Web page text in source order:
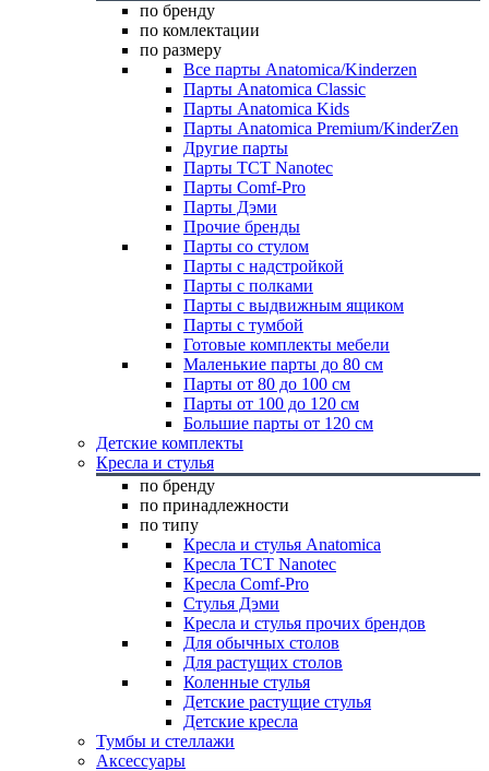
по бренду
по комлектации
по размеру
Все парты Anatomica/Kinderzen
Парты Anatomica Classic
Парты Anatomica Kids
Парты Anatomica Premium/KinderZen
Другие парты
Парты TCT Nanotec
Парты Comf-Pro
Парты Дэми
Прочие бренды
Парты со стулом
Парты с надстройкой
Парты с полками
Парты с выдвижным ящиком
Парты с тумбой
Готовые комплекты мебели
Маленькие парты до 80 см
Парты от 80 до 100 см
Парты от 100 до 120 см
Большие парты от 120 см
Детские комплекты
Кресла и стулья
по бренду
по принадлежности
по типу
Кресла и стулья Anatomica
Кресла TCT Nanotec
Кресла Comf-Pro
Стулья Дэми
Кресла и стулья прочих брендов
Для обычных столов
Для растущих столов
Коленные стулья
Детские растущие стулья
Детские кресла
Тумбы и стеллажи
Аксессуары